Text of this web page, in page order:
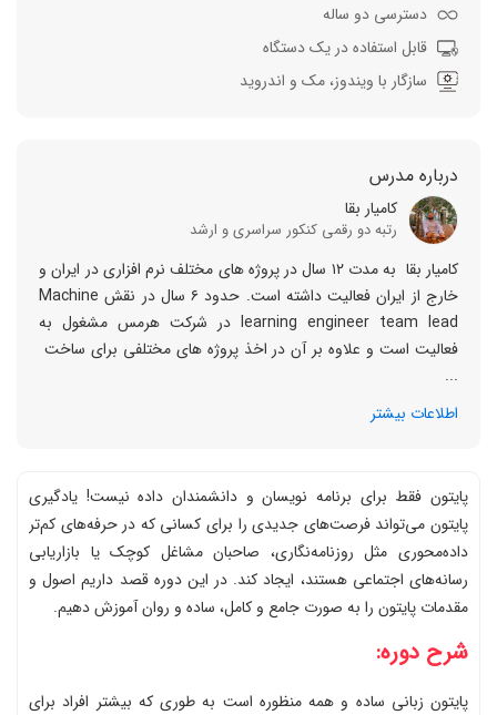
دسترسی دو ساله
قابل استفاده در یک دستگاه
سازگار با ویندوز، مک و اندروید
درباره مدرس
کامیار بقا
رتبه دو رقمی کنکور سراسری و ارشد
کامیار بقا به مدت ۱۲ سال در پروژه های مختلف نرم افزاری در ایران و
خارج از ایران فعالیت داشته است. حدود ۶ سال در نقش Machine
learning engineer team lead در شرکت هرمس مشغول به
فعالیت است و علاوه بر آن در اخذ پروژه های مختلفی برای ساخت
...
اطلاعات بیشتر
پایتون فقط برای برنامه نویسان و دانشمندان داده نیست! یادگیری
پایتون می‌تواند فرصت‌های جدیدی را برای کسانی که در حرفه‌های کم‌تر
داده‌محوری مثل روزنامه‌نگاری، صاحبان مشاغل کوچک یا بازاریابی
رسانه‌های اجتماعی هستند، ایجاد کند. در این دوره قصد داریم اصول و
مقدمات پایتون را به صورت جامع و کامل، ساده و روان آموزش دهیم.
شرح دوره:
پایتون زبانی ساده و همه منظوره است به طوری که بیشتر افراد برای